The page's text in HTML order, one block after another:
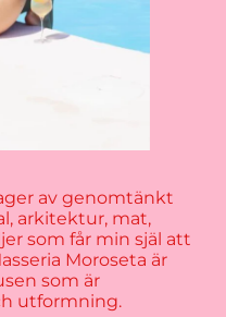
av genomtänkt
arkitektur, mat,
som får min själ att
Moroseta är
som är
utformning.